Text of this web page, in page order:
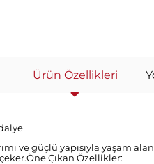
Ürün Özellikleri
ve güçlü yapısıyla yaşam
Çıkan Özellikler: